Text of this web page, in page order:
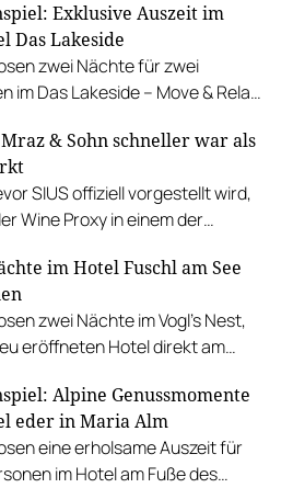
Exklusive Auszeit im
Das Lakeside
zwei Nächte für zwei
im Das Lakeside – Move & Relax
& Sohn schneller war als
SIUS offiziell vorgestellt wird,
Wine Proxy in einem der
Ein Zufall. Und irgendwie
im Hotel Fuschl am See
zwei Nächte im Vogl’s Nest,
eröffneten Hotel direkt am
Alpine Genussmomente
eder in Maria Alm
eine erholsame Auszeit für
im Hotel am Fuße des